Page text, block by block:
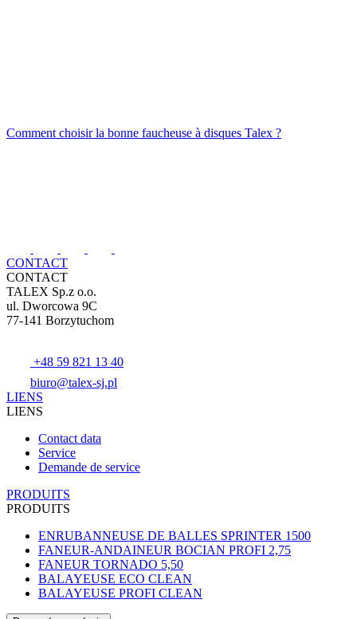
Comment choisir la bonne faucheuse à disques Talex ?
CONTACT
CONTACT
TALEX Sp.z o.o.
ul. Dworcowa 9C
77-141 Borzytuchom
+48 59 821 13 40
biuro@talex-sj.pl
LIENS
LIENS
Contact data
Service
Demande de service
PRODUITS
PRODUITS
ENRUBANNEUSE DE BALLES SPRINTER 1500
FANEUR-ANDAINEUR BOCIAN PROFI 2,75
FANEUR TORNADO 5,50
BALAYEUSE ECO CLEAN
BALAYEUSE PROFI CLEAN